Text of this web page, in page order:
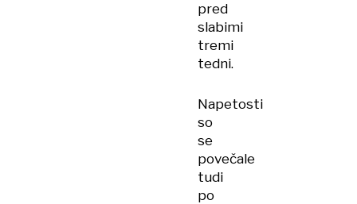
pred
slabimi
tremi
tedni.
Napetosti
so
se
povečale
tudi
po